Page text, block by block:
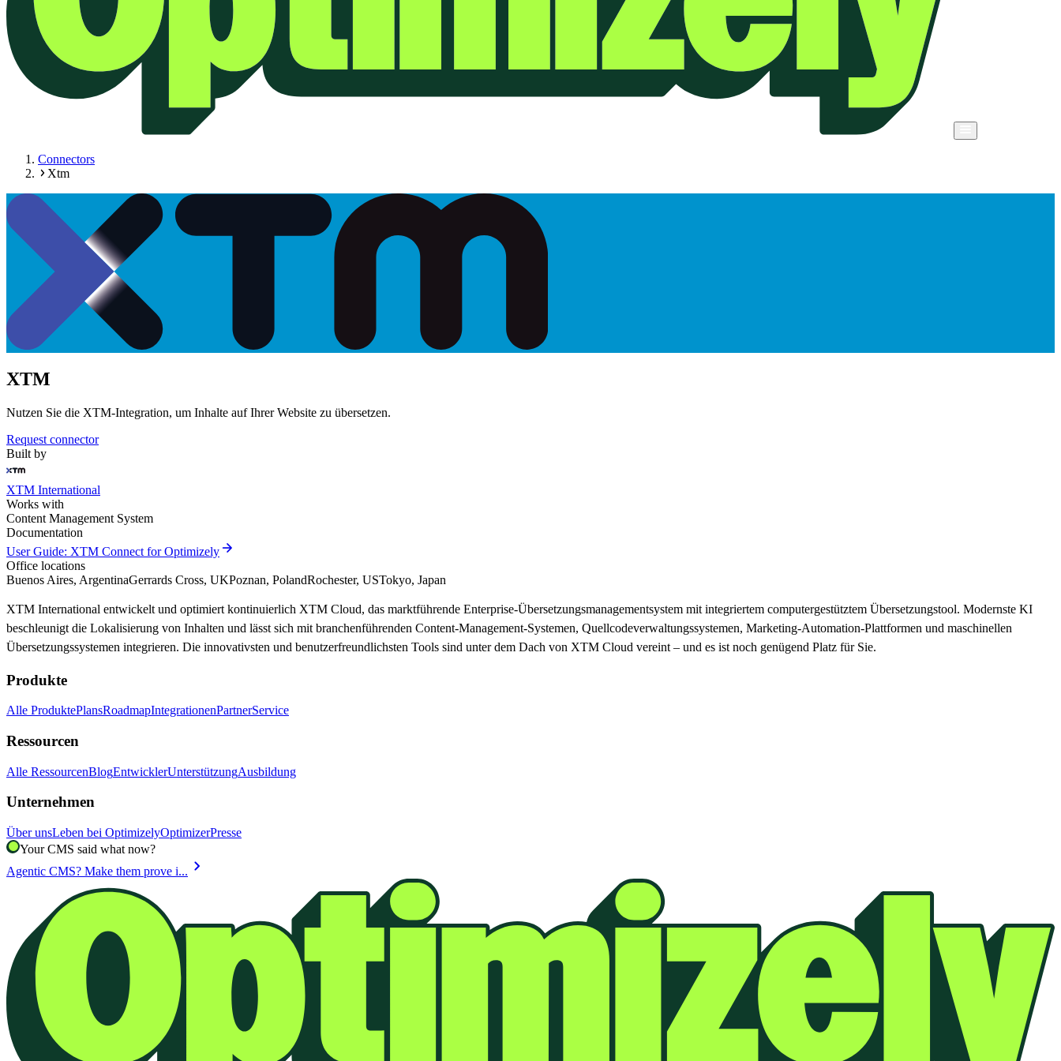
Connectors
Xtm
XTM
Nutzen Sie die XTM-Integration, um Inhalte auf Ihrer Website zu übersetzen.
Request connector
Built by
XTM International
Works with
Content Management System
Documentation
User Guide: XTM Connect for Optimizely arrow_forward
Office locations
Buenos Aires, ArgentinaGerrards Cross, UKPoznan, PolandRochester, USTokyo, Japan
XTM International entwickelt und optimiert kontinuierlich XTM Cloud, das marktführende Enterprise-Übersetzungsmanagementsystem mit integriertem computergestütztem Übersetzungstool. Modernste KI
beschleunigt die Lokalisierung von Inhalten und lässt sich mit branchenführenden Content-Management-Systemen, Quellcodeverwaltungssystemen, Marketing-Automation-Plattformen und maschinellen
Übersetzungssystemen integrieren. Die innovativsten und benutzerfreundlichsten Tools sind unter dem Dach von XTM Cloud vereint – und es ist noch genügend Platz für Sie.
Produkte
Alle ProduktePlansRoadmapIntegrationenPartnerService
Ressourcen
Alle RessourcenBlogEntwicklerUnterstützungAusbildung
Unternehmen
Über unsLeben bei OptimizelyOptimizerPresse
Your CMS said what now?
Agentic CMS? Make them prove i... chevron_right